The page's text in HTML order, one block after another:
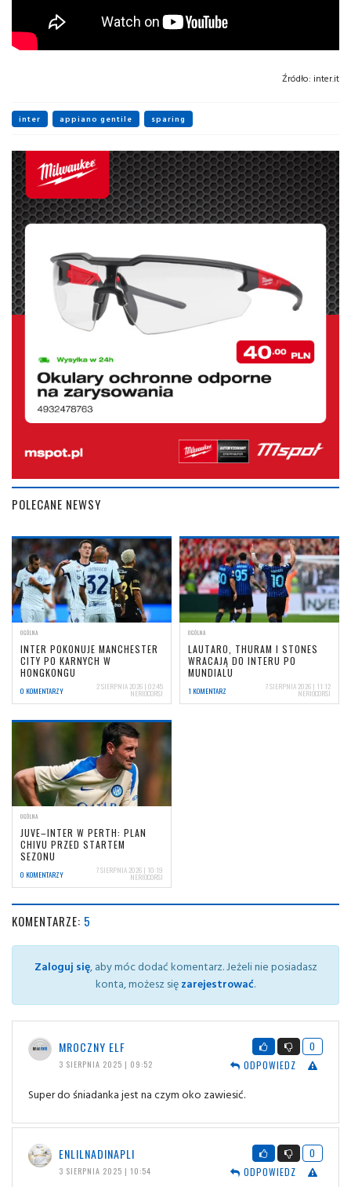
Źródło: inter.it
inter appiano gentile sparing
POLECANE NEWSY
OGÓLNA
INTER POKONUJE MANCHESTER
CITY PO KARNYCH W
HONGKONGU
0 KOMENTARZY 2 SIERPNIA 2026 | 02:45
NERIOCORSI
OGÓLNA
LAUTARO, THURAM I STONES
WRACAJĄ DO INTERU PO
MUNDIALU
1 KOMENTARZ 7 SIERPNIA 2026 | 11:12
NERIOCORSI
OGÓLNA
JUVE–INTER W PERTH: PLAN
CHIVU PRZED STARTEM
SEZONU
0 KOMENTARZY 7 SIERPNIA 2026 | 10:19
NERIOCORSI
KOMENTARZE: 5
Zaloguj się, aby móc dodać komentarz. Jeżeli nie posiadasz
konta, możesz sięzarejestrować.
MROCZNY ELF
3 SIERPNIA 2025 | 09:52
0
ODPOWIEDZ
Super do śniadanka jest na czym oko zawiesić.
ENLILNADINAPLI
3 SIERPNIA 2025 | 10:54
0
ODPOWIEDZ